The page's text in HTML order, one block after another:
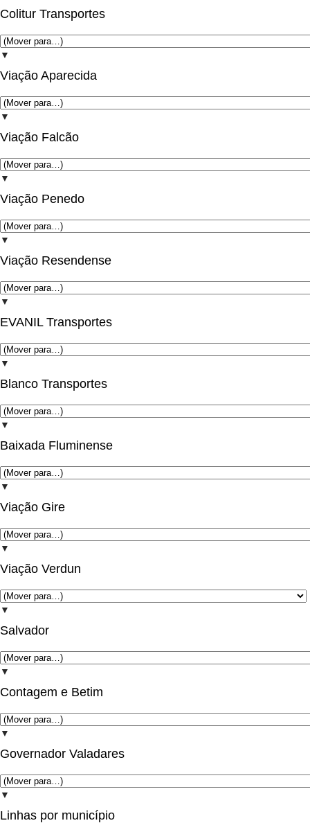
Colitur Transportes
▼
Viação Aparecida
▼
Viação Falcão
▼
Viação Penedo
▼
Viação Resendense
▼
EVANIL Transportes
▼
Blanco Transportes
▼
Baixada Fluminense
▼
Viação Gire
▼
Viação Verdun
▼
Salvador
▼
Contagem e Betim
▼
Governador Valadares
▼
Linhas por município